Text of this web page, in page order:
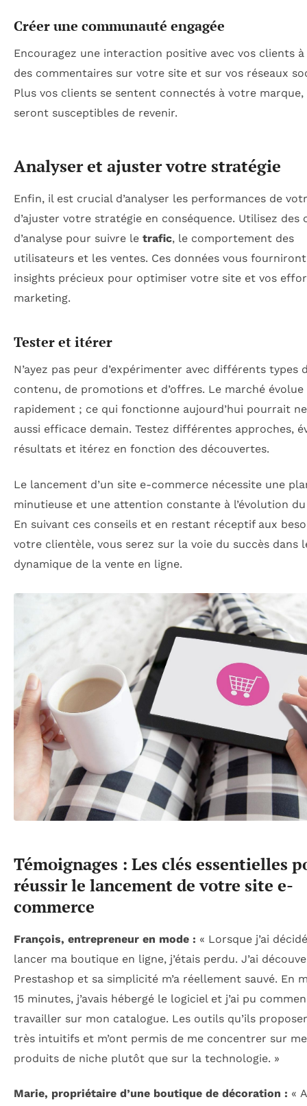
Créer une communauté engagée
Encouragez une interaction positive avec vos clients
des commentaires sur votre site et sur vos réseaux
Plus vos clients se sentent connectés à votre
seront susceptibles de revenir.
Analyser et ajuster votre stratégie
Enfin, il est crucial d’analyser les performances de
d’ajuster votre stratégie en conséquence. Utilisez des
d’analyse pour suivre le trafic, le comportement des
utilisateurs et les ventes. Ces données vous
insights précieux pour optimiser votre site et vos
marketing.
Tester et itérer
N’ayez pas peur d’expérimenter avec différents types
contenu, de promotions et d’offres. Le marché évolue
rapidement ; ce qui fonctionne aujourd’hui pourrait
aussi efficace demain. Testez différentes approches,
résultats et itérez en fonction des découvertes.
Le lancement d’un site e-commerce nécessite une
minutieuse et une attention constante à l’évolution
En suivant ces conseils et en restant réceptif aux
votre clientèle, vous serez sur la voie du succès dans
dynamique de la vente en ligne.
Témoignages : Les clés essentielles
réussir le lancement de votre site e-
commerce
François, entrepreneur en mode : « Lorsque j’ai
lancer ma boutique en ligne, j’étais perdu. J’ai
Prestashop et sa simplicité m’a réellement sauvé. En
15 minutes, j’avais hébergé le logiciel et j’ai pu
travailler sur mon catalogue. Les outils qu’ils
très intuitifs et m’ont permis de me concentrer sur
produits de niche plutôt que sur la technologie. »
Marie, propriétaire d’une boutique de décoration : «